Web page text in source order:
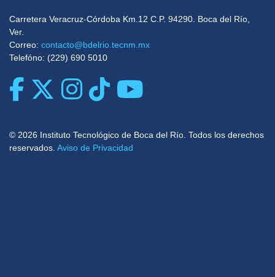
Carretera Veracruz-Córdoba Km.12 C.P. 94290. Boca del Rí­o,
Ver.
Correo: contacto@bdelrio.tecnm.mx
Telefóno: (229) 690 5010
© 2026 Instituto Tecnológico de Boca del Río. Todos los derechos
reservados. Aviso de Privacidad